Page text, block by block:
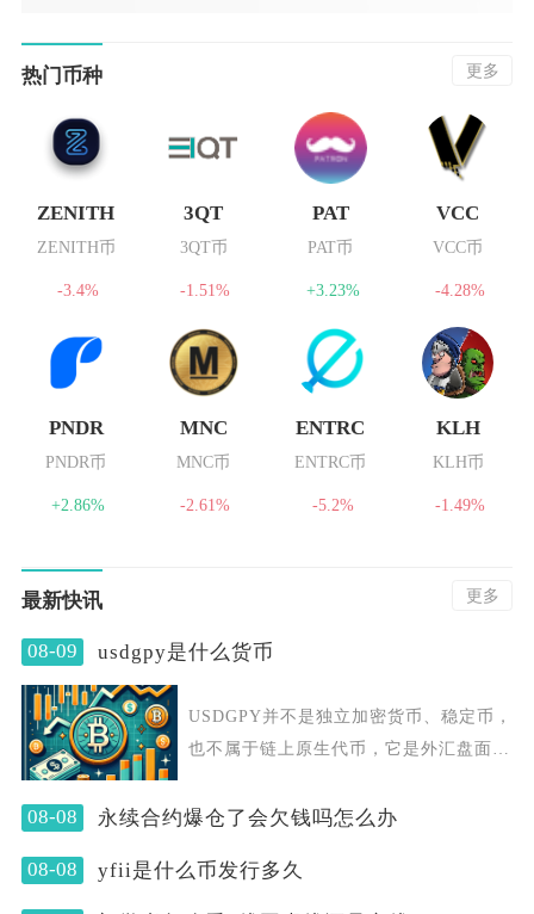
热门币种 更多
ZENITH
ZENITH币
-3.4%
3QT
3QT币
-1.51%
PAT
PAT币
+3.23%
VCC
VCC币
-4.28%
PNDR
PNDR币
+2.86%
MNC
MNC币
-2.61%
ENTRC
ENTRC币
-5.2%
KLH
KLH币
-1.49%
最新快讯 更多
08-09 usdgpy是什么货币
USDGPY并不是独立加密货币、稳定币，
也不属于链上原生代币，它是外汇盘面常
08-08 永续合约爆仓了会欠钱吗怎么办
08-08 yfii是什么币发行多久